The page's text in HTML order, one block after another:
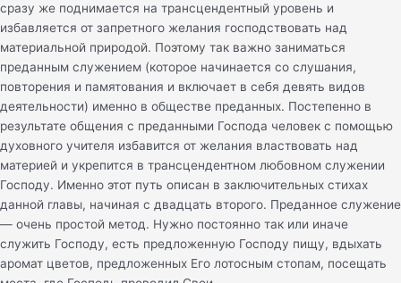
сразу же поднимается на трансцендентный уровень и
избавляется от запретного желания господствовать над
материальной природой. Поэтому так важно заниматься
преданным служением (которое начинается со слушания,
повторения и памятования и включает в себя девять видов
деятельности) именно в обществе преданных. Постепенно в
результате общения с преданными Господа человек с помощью
духовного учителя избавится от желания властвовать над
материей и укрепится в трансцендентном любовном служении
Господу. Именно этот путь описан в заключительных стихах
данной главы, начиная с двадцать второго. Преданное служение
— очень простой метод. Нужно постоянно так или иначе
служить Господу, есть предложенную Господу пищу, вдыхать
аромат цветов, предложенных Его лотосным стопам, посещать